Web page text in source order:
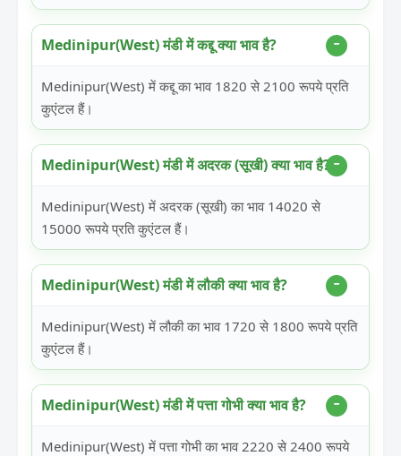
Medinipur(West) मंडी में कद्दू क्या भाव है?
Medinipur(West) में कद्दू का भाव 1820 से 2100 रूपये प्रति
कुएंटल हैं।
Medinipur(West) मंडी में अदरक (सूखी) क्या भाव है?
Medinipur(West) में अदरक (सूखी) का भाव 14020 से
15000 रूपये प्रति कुएंटल हैं।
Medinipur(West) मंडी में लौकी क्या भाव है?
Medinipur(West) में लौकी का भाव 1720 से 1800 रूपये प्रति
कुएंटल हैं।
Medinipur(West) मंडी में पत्ता गोभी क्या भाव है?
Medinipur(West) में पत्ता गोभी का भाव 2220 से 2400 रूपये